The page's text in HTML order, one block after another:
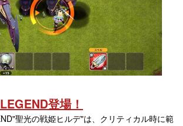
登場！
聖光の戦姫ヒルデ"は、クリティカル時に範